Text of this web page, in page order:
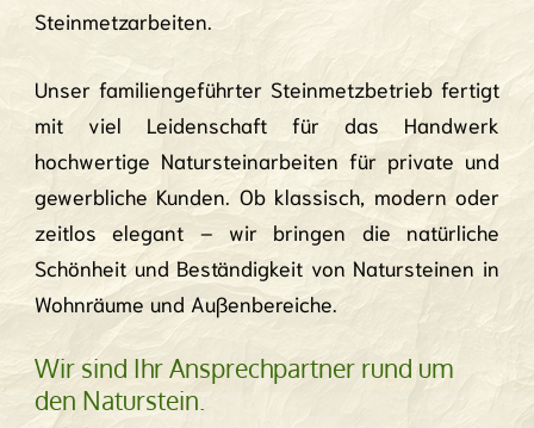
Steinmetzarbeiten.
Unser familiengeführter Steinmetzbetrieb fertigt
mit viel Leidenschaft für das Handwerk
hochwertige Natursteinarbeiten für private und
gewerbliche Kunden. Ob klassisch, modern oder
zeitlos elegant – wir bringen die natürliche
Schönheit und Beständigkeit von Natursteinen in
Wohnräume und Außenbereiche.
Wir sind Ihr Ansprechpartner rund um
den Naturstein.